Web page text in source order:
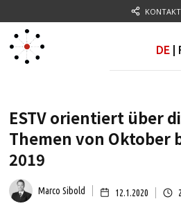
KONTAKT
DE
ESTV orientiert über
Themen von Oktober
2019
Marco Sibold 12.1.2020 2